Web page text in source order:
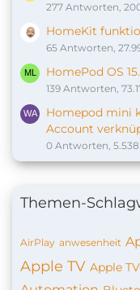
277 Antworten,
HomeKit
65 Antworten,
HomePod OS
139 Antworten,
Homepod mini
Account
0 Antworten, 5.538
Themen-
AirPlay anwesenheit
Apple TV Apple